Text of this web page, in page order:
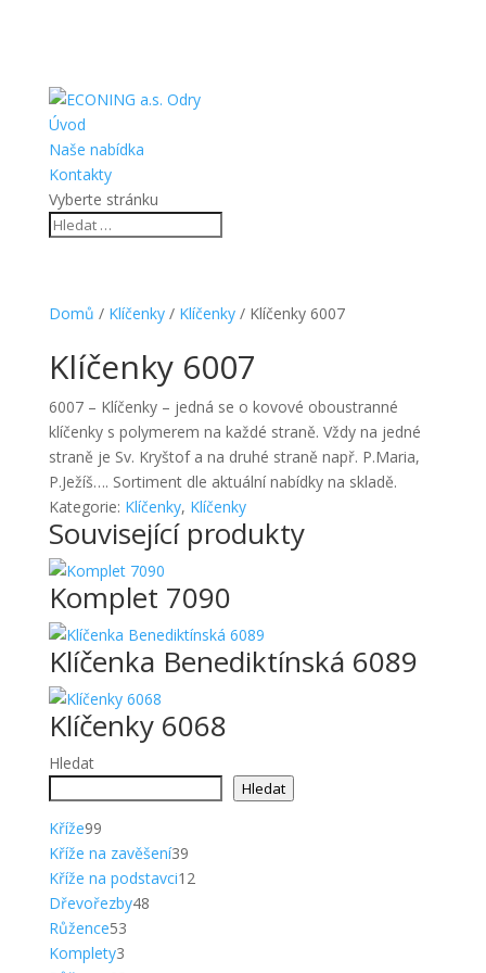
Úvod
Naše nabídka
Kontakty
Vyberte stránku
Domů / Klíčenky/ Klíčenky/ Klíčenky 6007
Klíčenky 6007
6007 – Klíčenky – jedná se o kovové oboustranné
klíčenky s polymerem na každé straně. Vždy na jedné
straně je Sv. Kryštof a na druhé straně např. P.Maria,
P.Ježíš…. Sortiment dle aktuální nabídky na skladě.
Kategorie: Klíčenky, Klíčenky
Související produkty
Komplet 7090
Klíčenka Benediktínská 6089
Klíčenky 6068
Hledat
Hledat
Kříže9999
produktů
Kříže na zavěšení3939
produktů
Kříže na podstavci1212
Dřevořezby4848
Růžence5353
Komplety33